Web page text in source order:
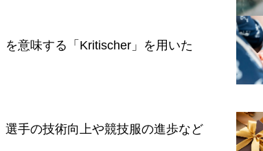
意味する「Kritischer」を用いた
手の技術向上や競技服の進歩など